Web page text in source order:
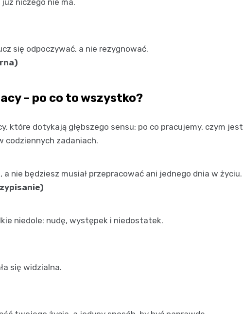
się odpoczywać, a nie rezygnować.
– po co to wszystko?
które dotykają głębszego sensu: po co pracujemy, czym jest
codziennych zadaniach.
a nie będziesz musiał przepracować ani jednego dnia w życiu.
niedole: nudę, występek i niedostatek.
się widzialna.